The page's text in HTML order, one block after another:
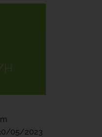
H
05/2023